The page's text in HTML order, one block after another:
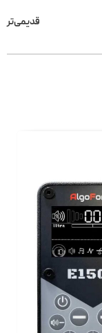
قدیمی‌تر